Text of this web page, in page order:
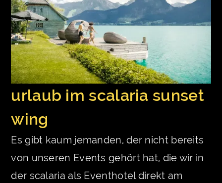
urlaub im scalaria sunset
wing
Es gibt kaum jemanden, der nicht bereits
von unseren Events gehört hat, die wir in
der scalaria als Eventhotel direkt am